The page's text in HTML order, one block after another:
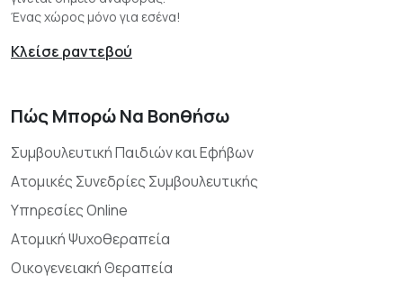
Ένας χώρος μόνο για εσένα!
Κλείσε ραντεβού
Πώς Μπορώ Να Βοηθήσω
Συμβουλευτική Παιδιών και Εφήβων
Ατομικές Συνεδρίες Συμβουλευτικής
Υπηρεσίες Online
Ατομική Ψυχοθεραπεία
Οικογενειακή Θεραπεία